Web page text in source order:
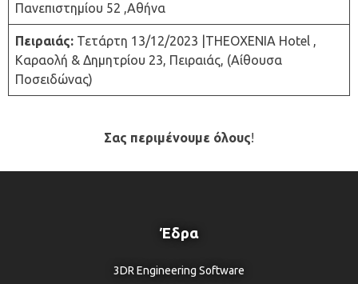
Πανεπιστημίου 52 ,Αθήνα
Πειραιάς: Τετάρτη 13/12/2023 |THEOXENIA Hotel ,
Καραολή & Δημητρίου 23, Πειραιάς, (Αίθουσα
Ποσειδώνας)
Σας περιμένουμε όλους!
Έδρα
3DR Engineering Software